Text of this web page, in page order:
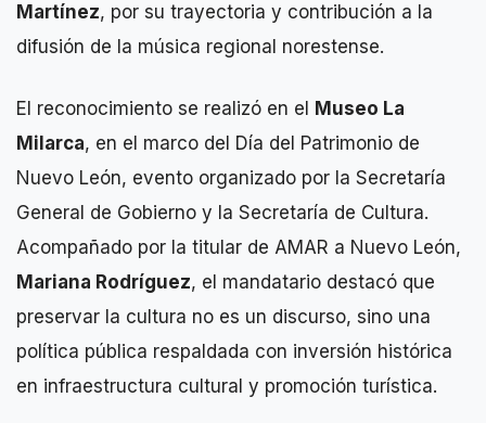
Martínez, por su trayectoria y contribución a la
difusión de la música regional norestense.
El reconocimiento se realizó en el
Museo La
Milarca, en el marco del Día del Patrimonio de
Nuevo León, evento organizado por la Secretaría
General de Gobierno y la Secretaría de Cultura.
Acompañado por la titular de AMAR a Nuevo León,
Mariana Rodríguez, el mandatario destacó que
preservar la cultura no es un discurso, sino una
política pública respaldada con inversión histórica
en infraestructura cultural y promoción turística.